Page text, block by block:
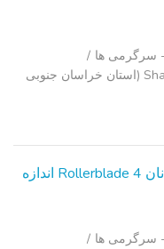
- سرگرمی ‌ها
Shahrestān-e Nehbandān (استان خراسان جنوبی
Avigo کودکان و نوجوانان Rollerblade 4 اندازه
- سرگرمی ‌ها